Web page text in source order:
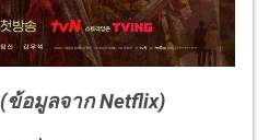
(ข้อมูลจาก Netflix)